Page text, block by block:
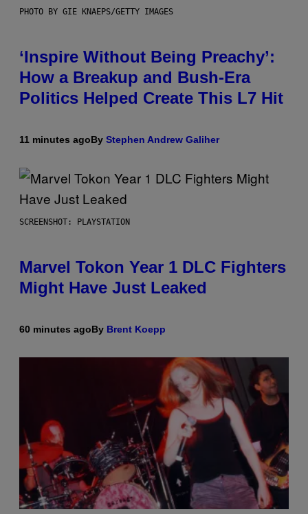
PHOTO BY GIE KNAEPS/GETTY IMAGES
‘Inspire Without Being Preachy’:
How a Breakup and Bush-Era
Politics Helped Create This L7 Hit
11 minutes agoBy Stephen Andrew Galiher
SCREENSHOT: PLAYSTATION
Marvel Tokon Year 1 DLC Fighters
Might Have Just Leaked
60 minutes agoBy Brent Koepp